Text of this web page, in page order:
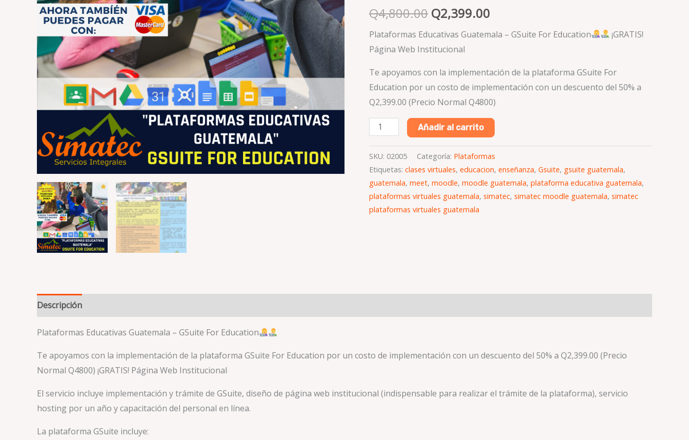
Q4,800.00 Q2,399.00
Plataformas Educativas Guatemala – GSuite For Education
¡GRATIS!
Página Web Institucional
Te apoyamos con la implementación de la plataforma GSuite For
Education por un costo de implementación con un descuento del 50% a
Q2,399.00 (Precio Normal Q4800)
cantidad
Añadir al carrito
SKU: 02005 Categoría: Plataformas
Etiquetas: clases virtuales, educacion, enseñanza, Gsuite, gsuite guatemala,
guatemala, meet, moodle, moodle guatemala, plataforma educativa guatemala,
plataformas virtuales guatemala, simatec, simatec moodle guatemala, simatec
plataformas virtuales guatemala
Descripción
Plataformas Educativas Guatemala – GSuite For Education
Te apoyamos con la implementación de la plataforma GSuite For Education por un costo de implementación con un descuento del 50% a Q2,399.00 (Precio
Normal Q4800) ¡GRATIS! Página Web Institucional
El servicio incluye implementación y trámite de GSuite, diseño de página web institucional (indispensable para realizar el trámite de la plataforma), servicio
hosting por un año y capacitación del personal en línea.
La plataforma GSuite incluye: